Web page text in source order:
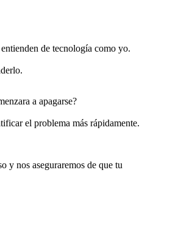
de tecnología como yo.
a apagarse?
el problema más rápidamente.
y nos aseguraremos de que tu